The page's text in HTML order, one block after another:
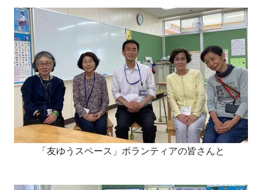
「友ゆうスペース」ボランティアの皆さんと